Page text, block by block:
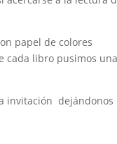
papel de colores
cada libro pusimos una
invitación dejándonos